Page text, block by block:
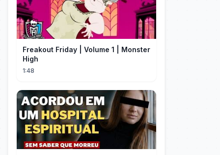
Freakout Friday | Volume 1 | Monster
High
1:48